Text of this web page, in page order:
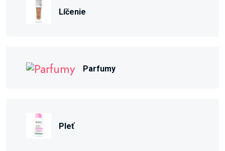
Líčenie
Parfumy
Pleť